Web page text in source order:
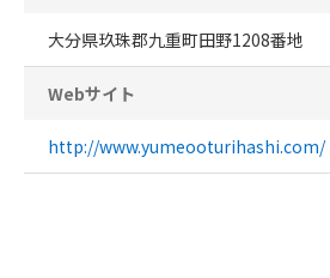
大分県玖珠郡九重町田野1208番地
Webサイト
http://www.yumeooturihashi.com/